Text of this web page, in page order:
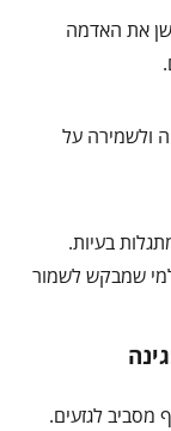
את האדמה
ולשמירה על
בעיות.
למי שמבקש לשמור
מסביב לגזעים.